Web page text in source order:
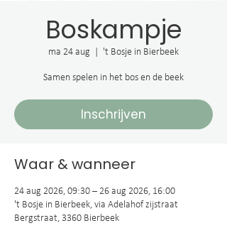
Boskampje
ma 24 aug 't Bosje in Bierbeek
Samen spelen in het bos en de beek
Inschrijven
Waar & wanneer
24 aug 2026, 09:30 – 26 aug 2026, 16:00
't Bosje in Bierbeek, via Adelahof zijstraat
Bergstraat, 3360 Bierbeek